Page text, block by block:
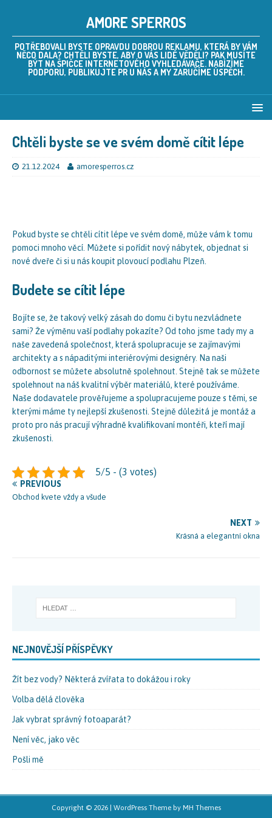
AMORE SPERROS
POTŘEBOVALI BYSTE OPRAVDU DOBROU REKLAMU, KTERÁ BY VÁM
NĚCO DALA? CHTĚLI BYSTE, ABY O VÁS LIDÉ VĚDĚLI? PAK MUSÍTE
BÝT NA ŠPIČCE INTERNETOVÉHO VYHLEDÁVAČE. NABÍZÍME
PODPORU, PUBLIKUJTE PR U NÁS A MY ZARUČÍME ÚSPĚCH.
Chtěli byste se ve svém domě cítit lépe
21.12.2024 amoresperros.cz
Pokud byste se chtěli cítit lépe ve svém domě, může vám k tomu
pomoci mnoho věcí. Můžete si pořídit nový nábytek, objednat si
nové dveře či si u nás koupit plovoucí podlahu Plzeň
Budete se cítit lépe
Bojíte se, že takový velký zásah do domu či bytu nezvládnete
sami? Že výměnu vaší podlahy pokazíte? Od toho jsme tady my a
naše zavedená společnost, která spolupracuje se zajímavými
architekty a s nápaditými interiérovými designéry. Na naši
odbornost se můžete absolutně spolehnout. Stejně tak se můžete
spolehnout na náš kvalitní výběr materiálů, které používáme.
Naše dodavatele prověřujeme a spolupracujeme pouze s těmi, se
kterými máme ty nejlepší zkušenosti. Stejně důležitá je montáž a
proto pro nás pracují výhradně kvalifikovaní montéři, kteří mají
zkušenosti.
5/5 - (3 votes)
PREVIOUS
Obchod kvete vždy a všude
NEXT
Krásná a elegantní okna
NEJNOVĚJŠÍ PŘÍSPĚVKY
Žít bez vody? Některá zvířata to dokážou i roky
Volba dělá člověka
Jak vybrat správný fotoaparát?
Není věc, jako věc
Pošli mě
Copyright © 2026 | WordPress Theme by MH Themes